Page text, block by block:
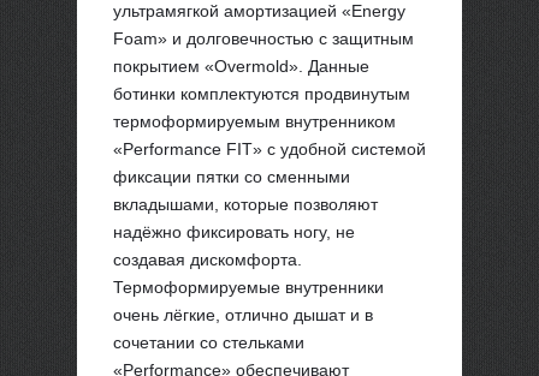
ультрамягкой амортизацией «Energy
Foam» и долговечностью с защитным
покрытием «Overmold». Данные
ботинки комплектуются продвинутым
термоформируемым внутренником
«Performance FIT» с удобной системой
фиксации пятки со сменными
вкладышами, которые позволяют
надёжно фиксировать ногу, не
создавая дискомфорта.
Термоформируемые внутренники
очень лёгкие, отлично дышат и в
сочетании со стельками
«Performance» обеспечивают